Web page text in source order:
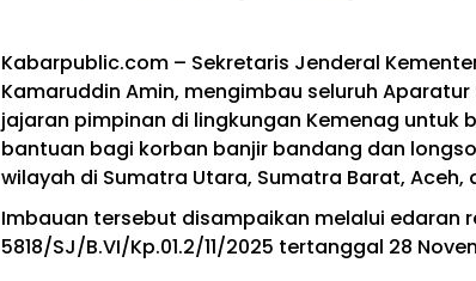
Kabarpublic.com – Sekretaris Jenderal
Kamaruddin Amin, mengimbau seluruh Aparatur
jajaran pimpinan di lingkungan Kemenag untuk
bantuan bagi korban banjir bandang dan
wilayah di Sumatra Utara, Sumatra Barat,
Imbauan tersebut disampaikan melalui edaran
5818/SJ/B.VI/Kp.01.2/11/2025 tertanggal 28